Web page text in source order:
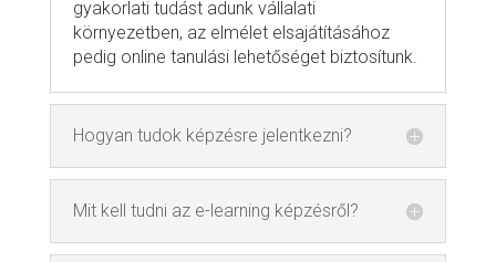
gyakorlati tudást adunk vállalati
környezetben, az elmélet elsajátításához
pedig online tanulási lehetőséget biztosítunk.
Hogyan tudok képzésre jelentkezni?
Mit kell tudni az e-learning képzésről?